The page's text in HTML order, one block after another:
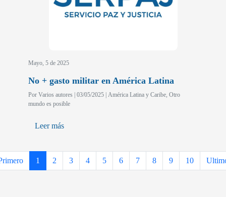
Mayo, 5 de 2025
No + gasto militar en América Latina
Por Varios autores | 03/05/2025 | América Latina y Caribe, Otro
mundo es posible
Leer más
1 2 3 4 5 6 7 8 9 10